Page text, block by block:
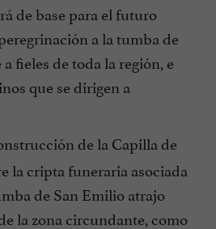
de base para el futuro
a la tumba de
fieles de toda la región, e
que se dirigen a
de la Capilla de
la cripta funeraria asociada
de San Emilio atrajo
la zona circundante, como